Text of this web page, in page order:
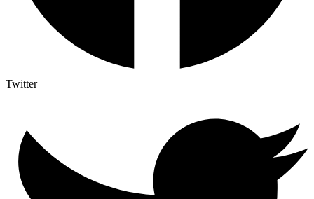
Twitter